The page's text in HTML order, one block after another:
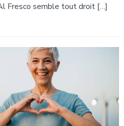
Fresco semble tout droit […]